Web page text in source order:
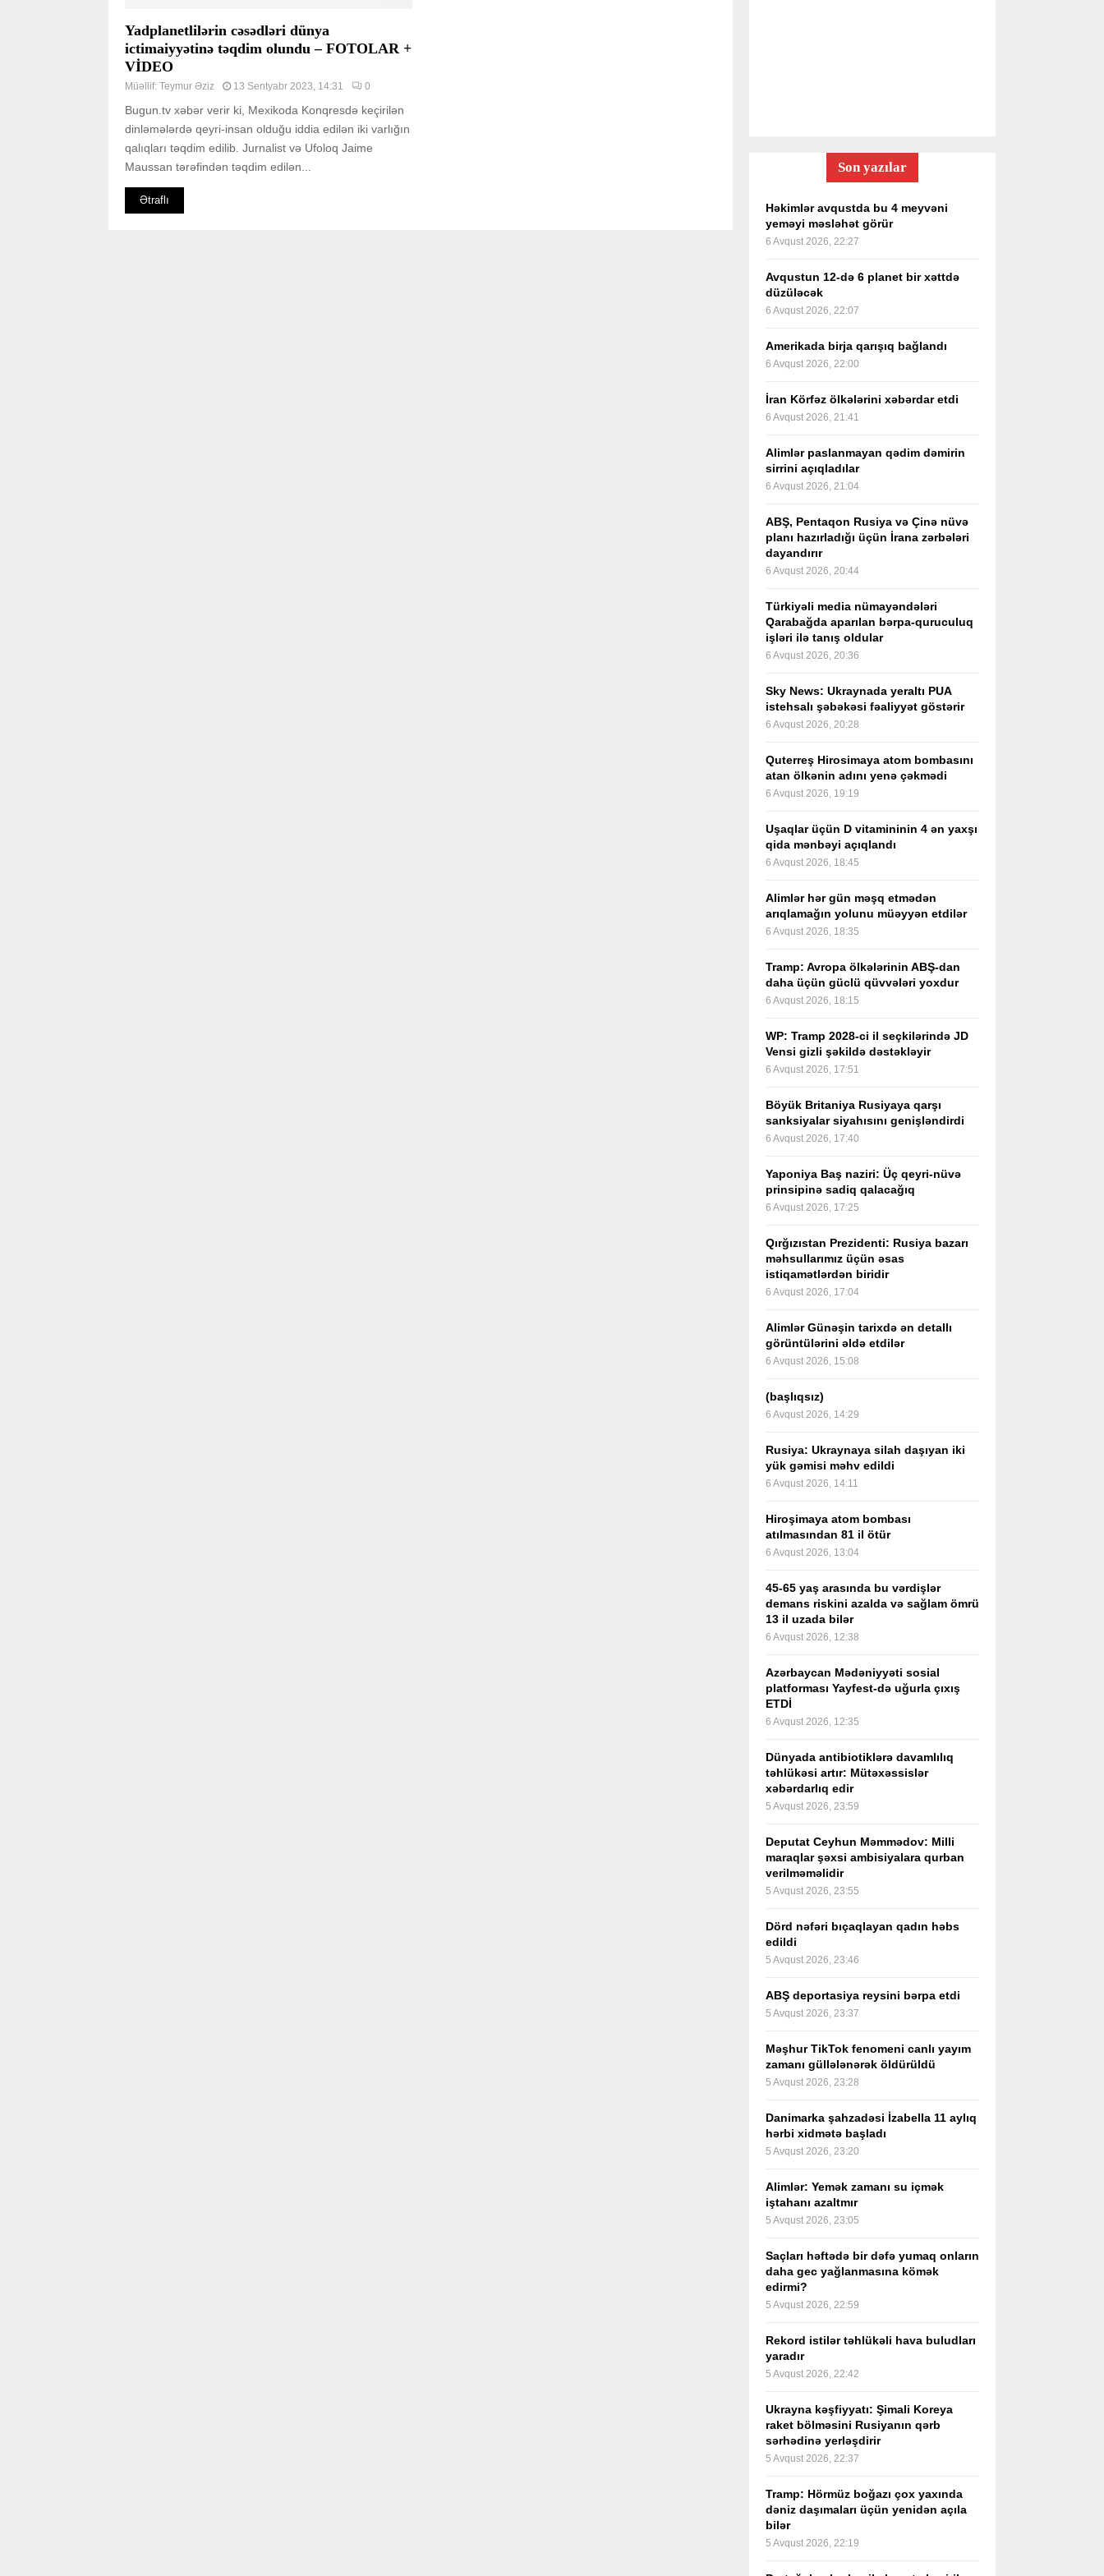
Yadplanetlilərin cəsədləri dünya
ictimaiyyətinə təqdim olundu – FOTOLAR +
VİDEO
Müəllif: Teymur Əziz 13 Sentyabr 2023, 14:31 0
Bugun.tv xəbər verir ki, Mexikoda Konqresdə keçirilən
dinləmələrdə qeyri-insan olduğu iddia edilən iki varlığın
qalıqları təqdim edilib. Jurnalist və Ufoloq Jaime
Maussan tərəfindən təqdim edilən...
Ətraflı
Son yazılar
Həkimlər avqustda bu 4 meyvəni
yeməyi məsləhət görür
6 Avqust 2026, 22:27
Avqustun 12-də 6 planet bir xəttdə
düzüləcək
6 Avqust 2026, 22:07
Amerikada birja qarışıq bağlandı
6 Avqust 2026, 22:00
İran Körfəz ölkələrini xəbərdar etdi
6 Avqust 2026, 21:41
Alimlər paslanmayan qədim dəmirin
sirrini açıqladılar
6 Avqust 2026, 21:04
ABŞ, Pentaqon Rusiya və Çinə nüvə
planı hazırladığı üçün İrana zərbələri
dayandırır
6 Avqust 2026, 20:44
Türkiyəli media nümayəndələri
Qarabağda aparılan bərpa-quruculuq
işləri ilə tanış oldular
6 Avqust 2026, 20:36
Sky News: Ukraynada yeraltı PUA
istehsalı şəbəkəsi fəaliyyət göstərir
6 Avqust 2026, 20:28
Quterreş Hirosimaya atom bombasını
atan ölkənin adını yenə çəkmədi
6 Avqust 2026, 19:19
Uşaqlar üçün D vitamininin 4 ən yaxşı
qida mənbəyi açıqlandı
6 Avqust 2026, 18:45
Alimlər hər gün məşq etmədən
arıqlamağın yolunu müəyyən etdilər
6 Avqust 2026, 18:35
Tramp: Avropa ölkələrinin ABŞ-dan
daha üçün güclü qüvvələri yoxdur
6 Avqust 2026, 18:15
WP: Tramp 2028-ci il seçkilərində JD
Vensi gizli şəkildə dəstəkləyir
6 Avqust 2026, 17:51
Böyük Britaniya Rusiyaya qarşı
sanksiyalar siyahısını genişləndirdi
6 Avqust 2026, 17:40
Yaponiya Baş naziri: Üç qeyri-nüvə
prinsipinə sadiq qalacağıq
6 Avqust 2026, 17:25
Qırğızıstan Prezidenti: Rusiya bazarı
məhsullarımız üçün əsas
istiqamətlərdən biridir
6 Avqust 2026, 17:04
Alimlər Günəşin tarixdə ən detallı
görüntülərini əldə etdilər
6 Avqust 2026, 15:08
(başlıqsız)
6 Avqust 2026, 14:29
Rusiya: Ukraynaya silah daşıyan iki
yük gəmisi məhv edildi
6 Avqust 2026, 14:11
Hiroşimaya atom bombası
atılmasından 81 il ötür
6 Avqust 2026, 13:04
45-65 yaş arasında bu vərdişlər
demans riskini azalda və sağlam ömrü
13 il uzada bilər
6 Avqust 2026, 12:38
Azərbaycan Mədəniyyəti sosial
platforması Yayfest-də uğurla çıxış
ETDİ
6 Avqust 2026, 12:35
Dünyada antibiotiklərə davamlılıq
təhlükəsi artır: Mütəxəssislər
xəbərdarlıq edir
5 Avqust 2026, 23:59
Deputat Ceyhun Məmmədov: Milli
maraqlar şəxsi ambisiyalara qurban
verilməməlidir
5 Avqust 2026, 23:55
Dörd nəfəri bıçaqlayan qadın həbs
edildi
5 Avqust 2026, 23:46
ABŞ deportasiya reysini bərpa etdi
5 Avqust 2026, 23:37
Məşhur TikTok fenomeni canlı yayım
zamanı güllələnərək öldürüldü
5 Avqust 2026, 23:28
Danimarka şahzadəsi İzabella 11 aylıq
hərbi xidmətə başladı
5 Avqust 2026, 23:20
Alimlər: Yemək zamanı su içmək
iştahanı azaltmır
5 Avqust 2026, 23:05
Saçları həftədə bir dəfə yumaq onların
daha gec yağlanmasına kömək
edirmi?
5 Avqust 2026, 22:59
Rekord istilər təhlükəli hava buludları
yaradır
5 Avqust 2026, 22:42
Ukrayna kəşfiyyatı: Şimali Koreya
raket bölməsini Rusiyanın qərb
sərhədinə yerləşdirir
5 Avqust 2026, 22:37
Tramp: Hörmüz boğazı çox yaxında
dəniz daşımaları üçün yenidən açıla
bilər
5 Avqust 2026, 22:19